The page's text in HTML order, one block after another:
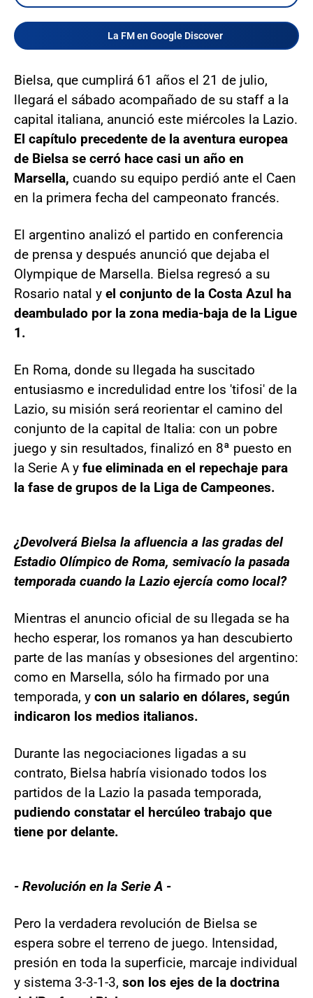
La FM en Google Discover
Bielsa, que cumplirá 61 años el 21 de julio,
llegará el sábado acompañado de su staff a la
capital italiana, anunció este miércoles la Lazio.
El capítulo precedente de la aventura europea
de Bielsa se cerró hace casi un año en
Marsella, cuando su equipo perdió ante el Caen
en la primera fecha del campeonato francés.
El argentino analizó el partido en conferencia
de prensa y después anunció que dejaba el
Olympique de Marsella. Bielsa regresó a su
Rosario natal y el conjunto de la Costa Azul ha
deambulado por la zona media-baja de la Ligue
1.
En Roma, donde su llegada ha suscitado
entusiasmo e incredulidad entre los 'tifosi' de la
Lazio, su misión será reorientar el camino del
conjunto de la capital de Italia: con un pobre
juego y sin resultados, finalizó en 8ª puesto en
la Serie A y fue eliminada en el repechaje para
la fase de grupos de la Liga de Campeones.
¿Devolverá Bielsa la afluencia a las gradas del
Estadio Olímpico de Roma, semivacío la pasada
temporada cuando la Lazio ejercía como local?
Mientras el anuncio oficial de su llegada se ha
hecho esperar, los romanos ya han descubierto
parte de las manías y obsesiones del argentino:
como en Marsella, sólo ha firmado por una
temporada, y con un salario en dólares, según
indicaron los medios italianos.
Durante las negociaciones ligadas a su
contrato, Bielsa habría visionado todos los
partidos de la Lazio la pasada temporada,
pudiendo constatar el hercúleo trabajo que
tiene por delante.
- Revolución en la Serie A -
Pero la verdadera revolución de Bielsa se
espera sobre el terreno de juego. Intensidad,
presión en toda la superficie, marcaje individual
y sistema 3-3-1-3, son los ejes de la doctrina